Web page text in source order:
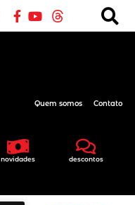
novidades descontos
Quem somos Contato